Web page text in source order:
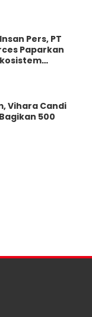
Pers, PT
Paparkan
Vihara Candi
500